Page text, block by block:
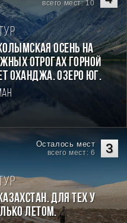
всего мест: 10
осень на
отрогах горной
Оханджа. Озеро Юг.
3
Осталось мест
всего мест: 6
Для тех у
летом.